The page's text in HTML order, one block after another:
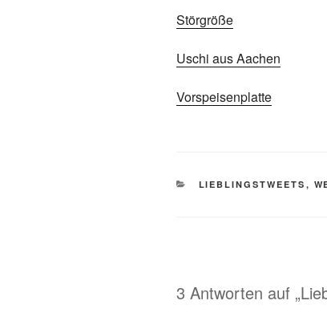
Störgröße
Uschi aus Aachen
Vorspeisenplatte
KATEGORIEN
LIEBLINGSTWEETS ,
3 Antworten auf